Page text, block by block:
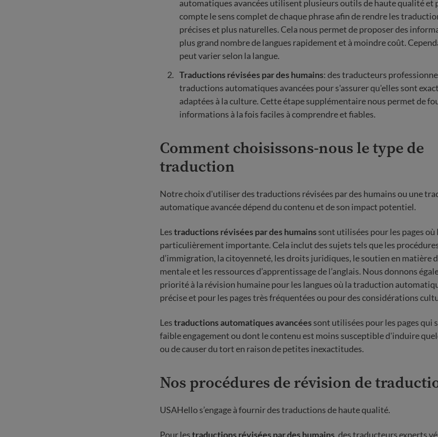
automatiques avancées utilisent plusieurs outils de haute qualité et
compte le sens complet de chaque phrase afin de rendre les
précises et plus naturelles. Cela nous permet de proposer des
plus grand nombre de langues rapidement et à moindre coût.
peut varier selon la langue.
Traductions révisées par des humains: des traducteurs
traductions automatiques avancées pour s'assurer qu'elles sont
adaptées à la culture. Cette étape supplémentaire nous permet de
informations à la fois faciles à comprendre et fiables.
Comment choisissons-nous le type de
traduction
Notre choix d'utiliser des traductions révisées par des humains ou une
automatique avancée dépend du contenu et de son impact potentiel.
Lestraductions révisées par des humains sont utilisées pour les pages
particulièrement importante. Cela inclut des sujets tels que les
d’immigration, la citoyenneté, les droits juridiques, le soutien en matière
mentale et les ressources d’apprentissage de l’anglais. Nous donnons
priorité à la révision humaine pour les langues où la traduction
précise et pour les pages très fréquentées ou pour des considérations
Lestraductions automatiques avancées sont utilisées pour les pages qui
faible engagement ou dont le contenu est moins susceptible d'induire
ou de causer du tort en raison de petites inexactitudes.
Nos procédures de révision de
USAHello s’engage à fournir des traductions de haute qualité.
Pour lestraductions révisées par des humains , des traducteurs experts